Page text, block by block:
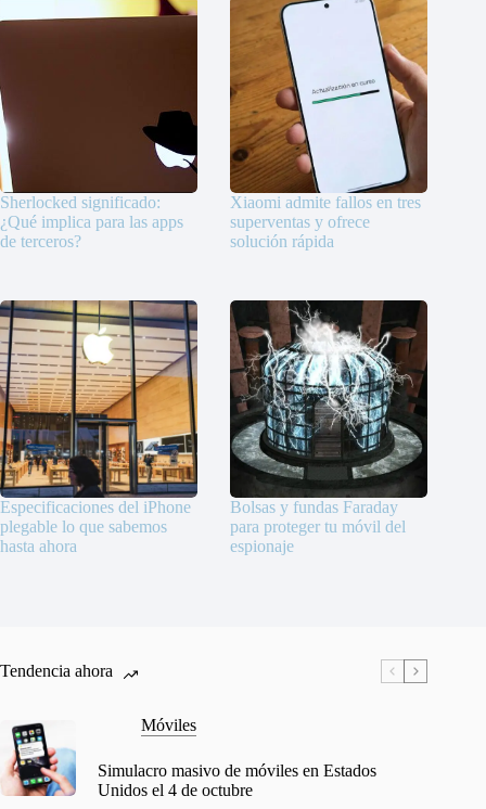
Sherlocked significado:
¿Qué implica para las apps
de terceros?
Xiaomi admite fallos en tres
superventas y ofrece
solución rápida
Especificaciones del iPhone
plegable lo que sabemos
hasta ahora
Bolsas y fundas Faraday
para proteger tu móvil del
espionaje
Tendencia ahora
Móviles
Simulacro masivo de móviles en Estados
Unidos el 4 de octubre